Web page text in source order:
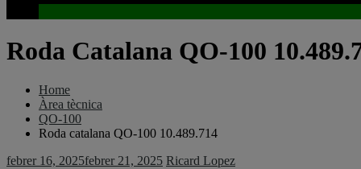
Roda Catalana QO-100
Home
Àrea tècnica
QO-100
Roda catalana QO-100 10.489.714
febrer 16, 2025febrer 21, 2025 Ricard Lopez